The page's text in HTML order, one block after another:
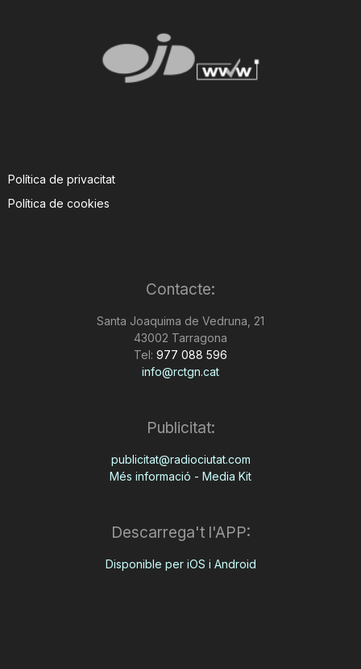
Política de privacitat
Política de cookies
Contacte:
Santa Joaquima de Vedruna, 21
43002 Tarragona
Tel: 977 088 596
info@rctgn.cat
Publicitat:
publicitat@radiociutat.com
Més informació - Media Kit
Descarrega't l'APP:
Disponible per iOS i Android